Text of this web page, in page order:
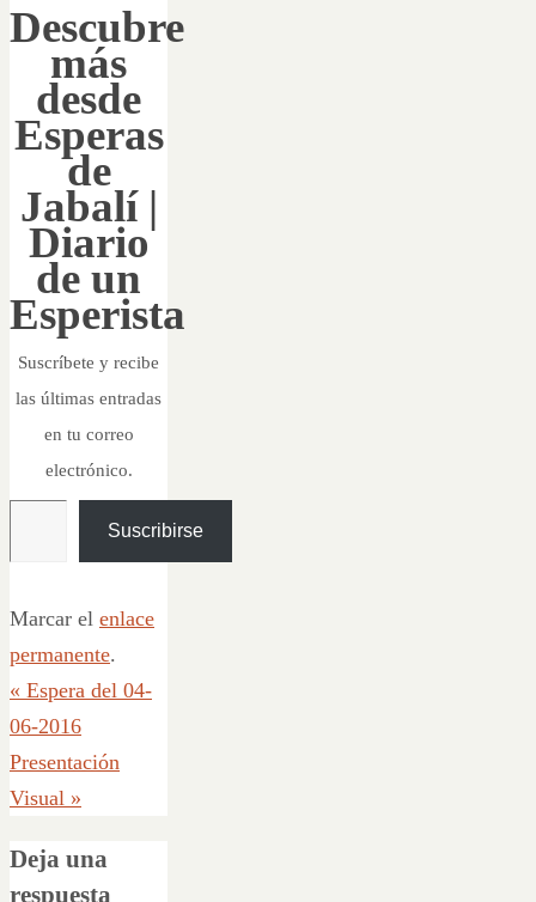
Descubre
más
desde
Esperas
de
Jabalí |
Diario
de un
Esperista
Suscríbete y recibe
las últimas entradas
en tu correo
electrónico.
Escribe tu correo electrónico…
Suscribirse
Marcar el enlace
permanente.
« Espera del 04-
06-2016
Presentación
Visual »
Deja una
respuesta